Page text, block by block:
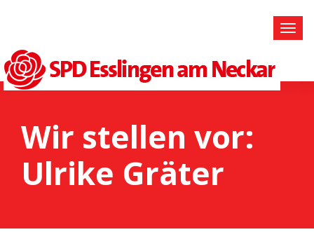
Wir stellen vor:
Ulrike Gräter